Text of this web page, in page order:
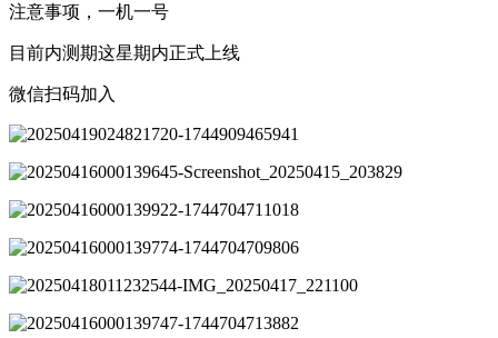
注意事项，一机一号
目前内测期这星期内正式上线
微信扫码加入